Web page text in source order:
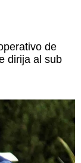
de
dirija al sub